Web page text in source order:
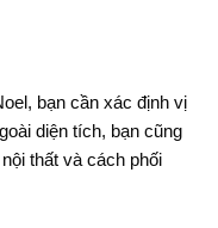
bạn cần xác định vị
diện tích, bạn cũng
thất và cách phối